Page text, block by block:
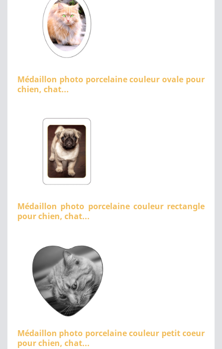
Médaillon photo porcelaine couleur ovale pour
chien, chat...
Médaillon photo porcelaine couleur rectangle
pour chien, chat...
Médaillon photo porcelaine couleur petit coeur
pour chien, chat...